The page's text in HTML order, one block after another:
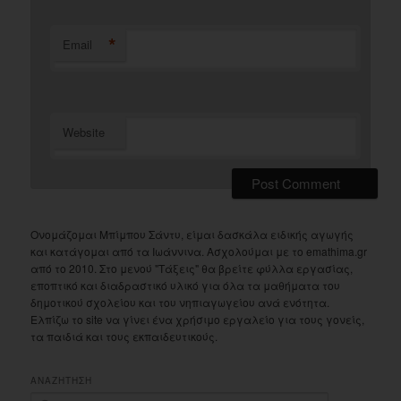
Email *
Website
Ονομάζομαι Μπίμπου Σάντυ, είμαι δασκάλα ειδικής αγωγής
και κατάγομαι από τα Ιωάννινα. Ασχολούμαι με το emathima.gr
από το 2010. Στο μενού "Τάξεις" θα βρείτε φύλλα εργασίας,
εποπτικό και διαδραστικό υλικό για όλα τα μαθήματα του
δημοτικού σχολείου και του νηπιαγωγείου ανά ενότητα.
Ελπίζω το site να γίνει ένα χρήσιμο εργαλείο για τους γονείς,
τα παιδιά και τους εκπαιδευτικούς.
ΑΝΑΖΗΤΗΣΗ